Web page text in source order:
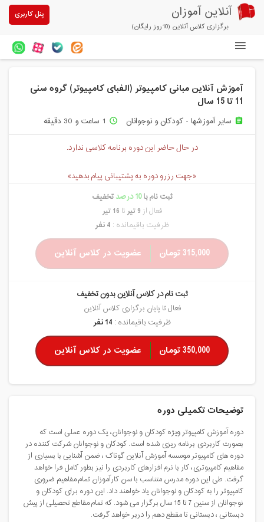
آنلاین آموزان
برگزاری کلاس آنلاین (10روز رایگان)
پنل کاربری
آزمون های آنلاین
مقالات آنلاین آموزان
خرید سرویس کلاس آنلاین
درباره ما
آموزش آنلاین مبانی کامپیوتر (الفبای کامپیوتر) گروه سنی
11 تا 15 سال
assignment سایر آموزشها - کودکان و نوجوانان access_time 1 ساعت و 30 دقیقه
در حال حاضر این دوره برنامه کلاسی ندارد.
«جهت رزرو دوره به پشتیبانی پیام بدهید»
ثبت نام با10 درصد تخفیف
فعال از9 تیر تا 16 تیر
ظرفیت باقیمانده : 4 نفر
315,000 تومان عضویت در کلاس آنلاین
ثبت نام در کلاس آنلاین بدون تخفیف
فعال تا پایان برگزاری کلاس آنلاین
ظرفیت باقیمانده : 14 نفر
350,000 تومان عضویت در کلاس آنلاین
توضیحات تکمیلی دوره
دوره آموزش کامپیوتر ویژه کودکان و نوجوانان، یک دوره عملی است که
بصورت کاربردی برنامه ریزی شده است. کودکان و نوجوانان شرکت کننده در
دوره های کامپیوتر موسسه آموزش آنلاین گوتاک ، ضمن آشنایی با بسیاری از
مفاهیم کامپیوتری، کار با نرم افزارهای کاربردی را نیز بطور کامل فرا خواهد
گرفت. طی این دوره مدرس متناسب با سن کارآموزان تمام مفاهیم ضروری
کامپیوتر را به کودکان و نوجوانان یاد خواهند داد. این دوره برای کودکان و
نوجوانان از سنین 7 تا 15 سال برگزار می شود. که تمام مقاطع تحصیلی از پیش
دبستانی ، دبستانی تا مقطع دهم را دربر خواهد گرفت.